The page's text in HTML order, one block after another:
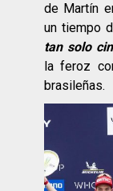
de Martín
un tiempo
tan solo
la feroz
brasileñas.